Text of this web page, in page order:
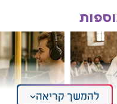
להמשך קריאה